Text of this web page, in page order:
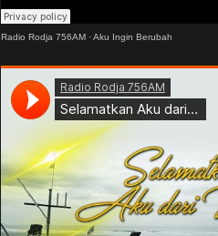
Radio Rodja 756AM ·Aku Ingin Berubah